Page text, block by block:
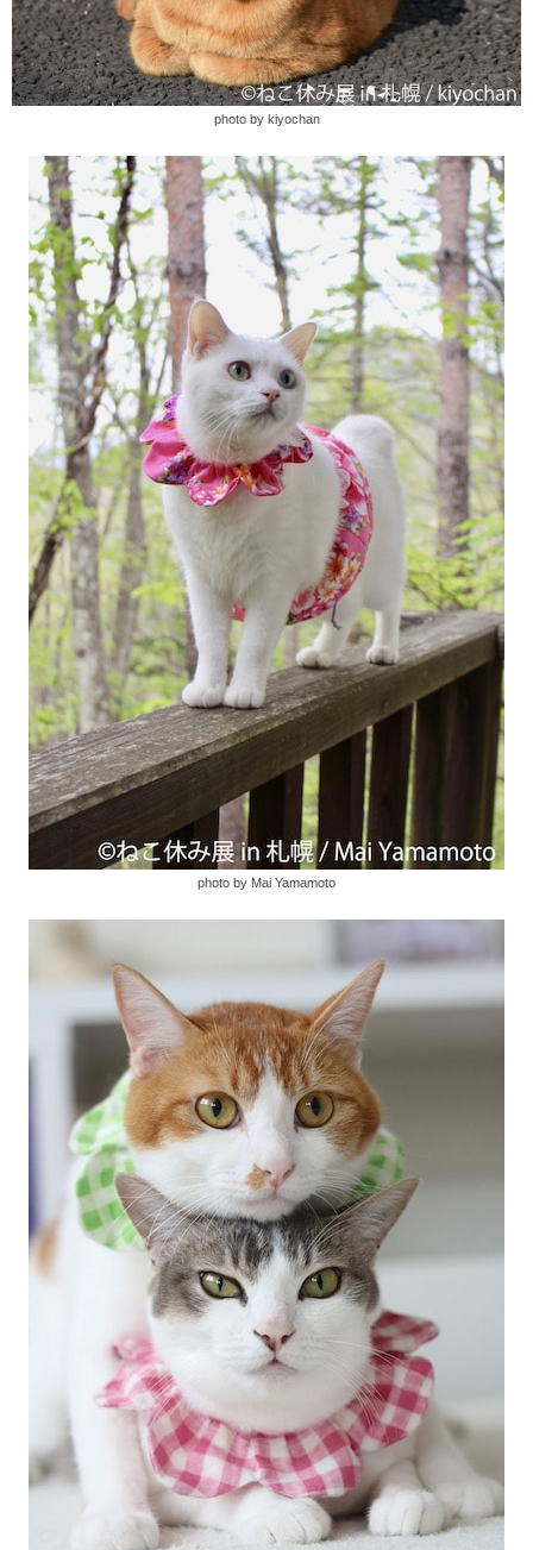
photo by kiyochan
photo by Mai Yamamoto